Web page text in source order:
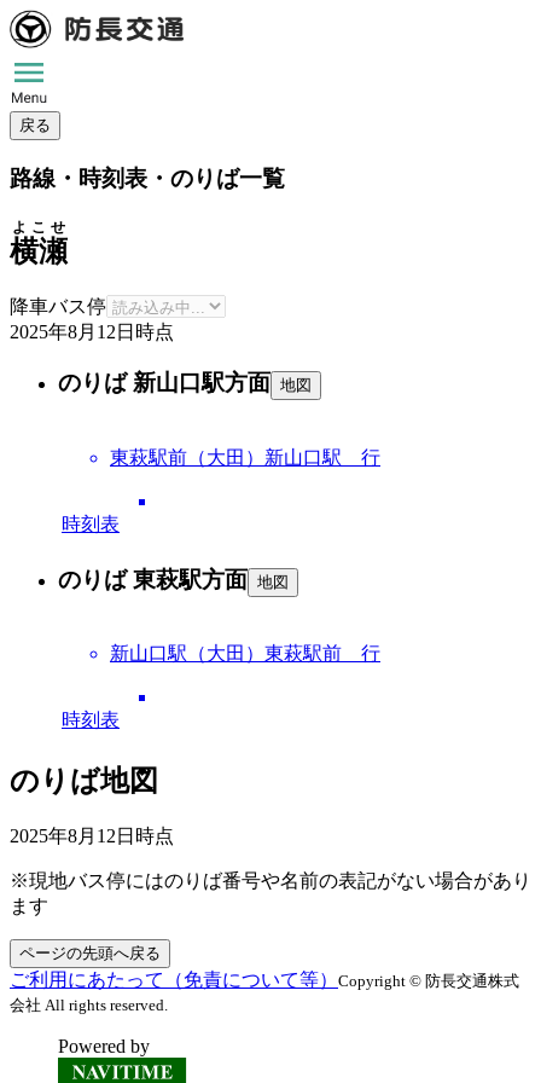
戻る
路線・時刻表・のりば一覧
横瀬
よこせ
降車バス停
2025年8月12日 時点
のりば 新山口駅方面 地図
東萩駅前（大田）新山口駅 行
時刻表
のりば 東萩駅方面 地図
新山口駅（大田）東萩駅前 行
時刻表
のりば地図
2025年8月12日 時点
※現地バス停にはのりば番号や名前の表記がない場合があり
ます
ページの先頭へ戻る
ご利用にあたって（免責について等） Copyright © 防長交通株式
会社 All rights reserved.
Powered by